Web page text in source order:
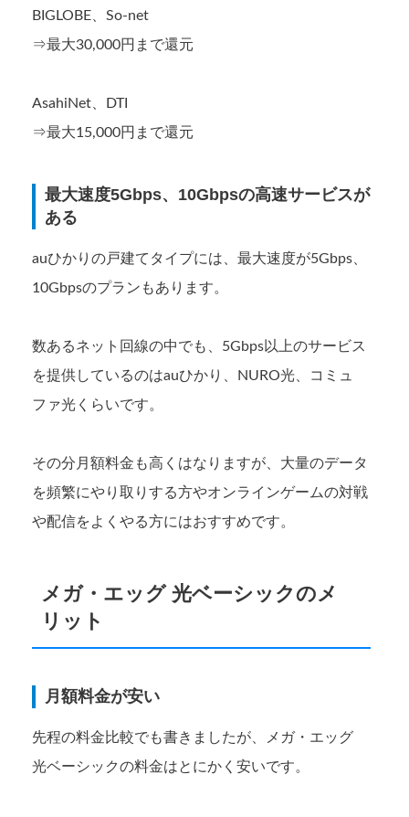
BIGLOBE、So-net
⇒最大30,000円まで還元
AsahiNet、DTI
⇒最大15,000円まで還元
最大速度5Gbps、10Gbpsの高速サービスが
ある
auひかりの戸建てタイプには、最大速度が5Gbps、
10Gbpsのプランもあります。
数あるネット回線の中でも、5Gbps以上のサービス
を提供しているのはauひかり、NURO光、コミュ
ファ光くらいです。
その分月額料金も高くはなりますが、大量のデータ
を頻繁にやり取りする方やオンラインゲームの対戦
や配信をよくやる方にはおすすめです。
メガ・エッグ 光ベーシックのメ
リット
月額料金が安い
先程の料金比較でも書きましたが、メガ・エッグ
光ベーシックの料金はとにかく安いです。